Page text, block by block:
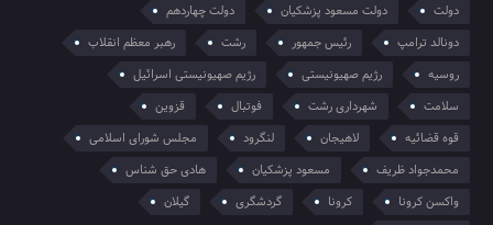
دولت
دولت مسعود پزشکیان
دولت چهاردهم
دونالد ترامپ
رئیس جمهور رشت
رهبر معظم انقلاب
روسیه
رژیم صهیونیستی
رژیم صهیونیستی اسرائیل
سلامت
شهرداری رشت فوتبال
قزوین
قوه قضائیه
لاهیجان لنگرود
مجلس شورای اسلامی
محمدجواد ظریف
مسعود پزشکیان
هادی حق شناس
واکسن کرونا
کرونا گردشگری
گیلان